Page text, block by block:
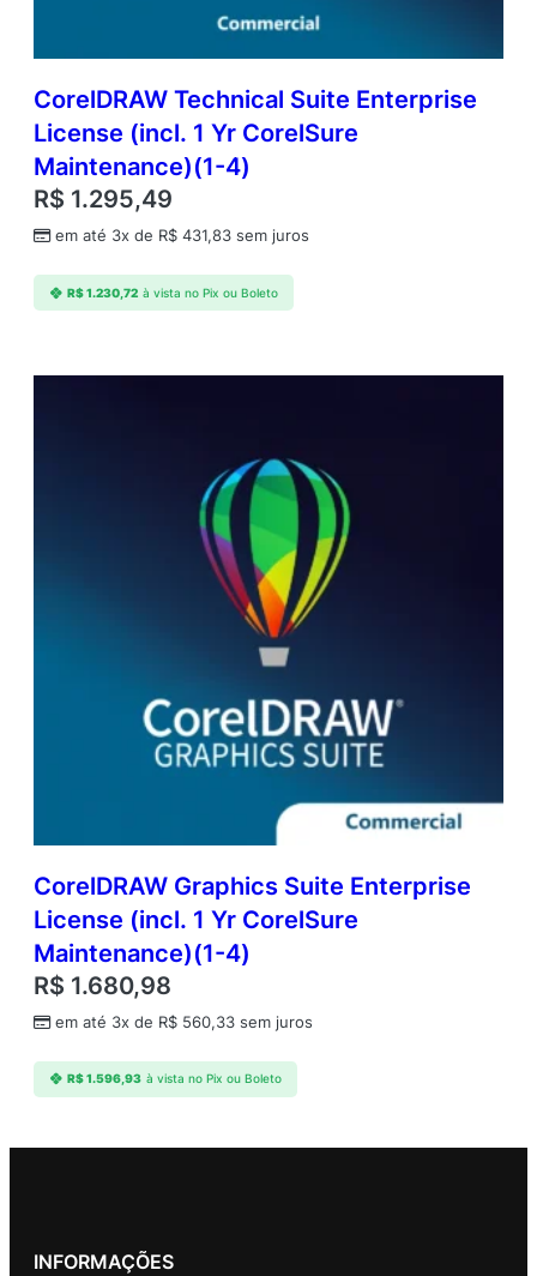
CorelDRAW Technical Suite Enterprise
License (incl. 1 Yr CorelSure
Maintenance)(1-4)
R$ 1.295,49
em até 3x de R$ 431,83 sem juros
R$1.230,72 à vista no Pix ou Boleto
CorelDRAW Graphics Suite Enterprise
License (incl. 1 Yr CorelSure
Maintenance)(1-4)
R$ 1.680,98
em até 3x de R$ 560,33 sem juros
R$1.596,93 à vista no Pix ou Boleto
INFORMAÇÕES